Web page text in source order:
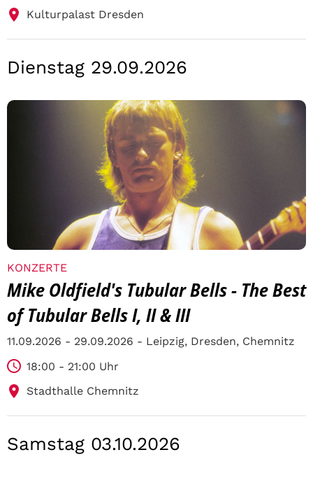
Kulturpalast Dresden
Dienstag 29.09.2026
KONZERTE
Mike Oldfield's Tubular Bells - The Best
of Tubular Bells I, II & III
11.09.2026 - 29.09.2026 - Leipzig, Dresden, Chemnitz
18:00 - 21:00 Uhr
Stadthalle Chemnitz
Samstag 03.10.2026